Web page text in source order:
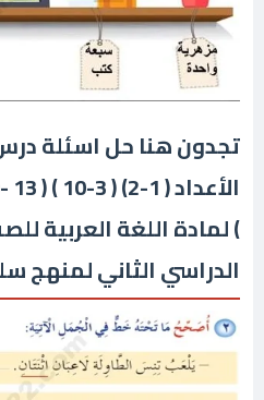
تجدون هنا حل اسئلة
) لمادة اللغة العربية
الدراسي الثاني لمنهج